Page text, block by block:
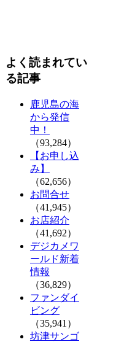
よく読まれてい
る記事
鹿児島の海
から発信
中！
（93,284）
【お申し込
み】
（62,656）
お問合せ
（41,945）
お店紹介
（41,692）
デジカメワ
ールド新着
情報
（36,829）
ファンダイ
ビング
（35,941）
坊津サンゴ